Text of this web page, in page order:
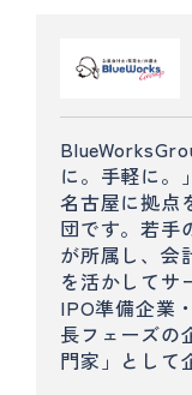
に。手軽に。
名古屋に拠点
団です。若手
が所属し、会
を活かしてサ
IPO準備企業
長フェーズの
門家」として